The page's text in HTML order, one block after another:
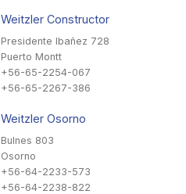
Weitzler Constructor
Presidente Ibañez 728
Puerto Montt
+56-65-2254-067
+56-65-2267-386
Weitzler Osorno
Bulnes 803
Osorno
+56-64-2233-573
+56-64-2238-822